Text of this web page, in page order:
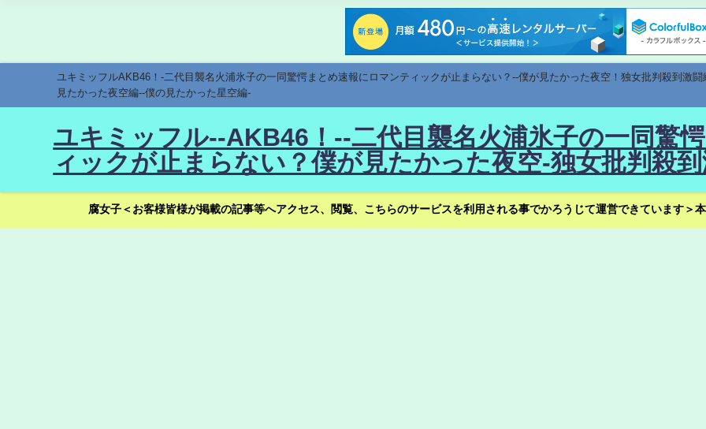
ユキミッフルAKB46！-二代目襲名火浦氷子の一同驚愕まとめ速報にロマンティックが止まらない？--僕が見たかった夜空！独女批判殺到激
見たかった夜空編--僕の見たかった星空編-
ユキミッフル--AKB46！--二代目襲名火浦氷子の一同驚
ィックが止まらない？僕が見たかった夜空-独女批判殺
腐女子＜お客様皆様が掲載の記事等へアクセス、閲覧、こちらのサービスを利用される事でかろうじて運営できています＞